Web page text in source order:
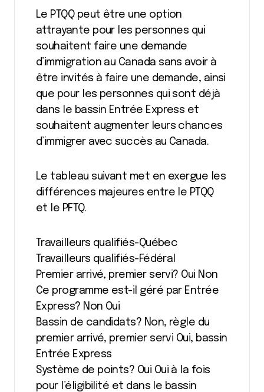
Le PTQQ peut être une option
attrayante pour les personnes qui
souhaitent faire une demande
d’immigration au Canada sans avoir à
être invités à faire une demande, ainsi
que pour les personnes qui sont déjà
dans le bassin Entrée Express et
souhaitent augmenter leurs chances
d’immigrer avec succès au Canada.
Le tableau suivant met en exergue les
différences majeures entre le PTQQ
et le PFTQ.
Travailleurs qualifiés-Québec
Travailleurs qualifiés-Fédéral
Premier arrivé, premier servi? Oui Non
Ce programme est-il géré par Entrée
Express? Non Oui
Bassin de candidats? Non, règle du
premier arrivé, premier servi Oui, bassin
Entrée Express
Système de points? Oui Oui à la fois
pour l’éligibilité et dans le bassin